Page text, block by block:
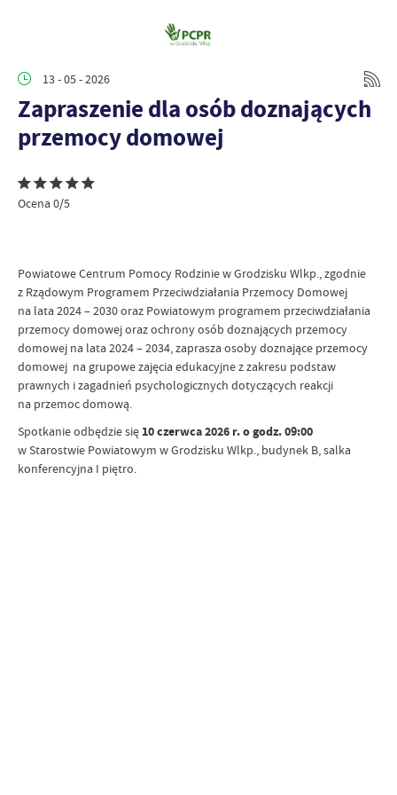
13 - 05 - 2026
Zapraszenie dla osób doznających
przemocy domowej
Ocena 0/5
Powiatowe Centrum Pomocy Rodzinie w Grodzisku Wlkp., zgodnie
z Rządowym Programem Przeciwdziałania Przemocy Domowej
na lata 2024 – 2030 oraz Powiatowym programem przeciwdziałania
przemocy domowej oraz ochrony osób doznających przemocy
domowej na lata 2024 – 2034, zaprasza osoby doznające przemocy
domowej na grupowe zajęcia edukacyjne z zakresu podstaw
prawnych i zagadnień psychologicznych dotyczących reakcji
na przemoc domową.
Spotkanie odbędzie się 10 czerwca 2026 r. o godz. 09:00
w Starostwie Powiatowym w Grodzisku Wlkp., budynek B, salka
konferencyjna I piętro.